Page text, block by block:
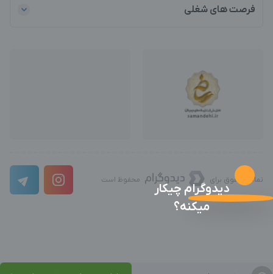
فرصت های شغلی
تمامی حقوق برای محفوظ است
دیدوگرام چیکار
میکنه؟